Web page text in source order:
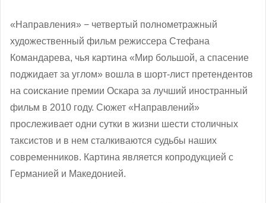
«Направления» − четвертый полнометражный
художественный фильм режиссера Стефана
Командарева, чья картина «Мир большой, а спасение
поджидает за углом» вошла в шорт-лист претендентов
на соискание премии Оскара за лучший иностранный
фильм в 2010 году. Сюжет «Направлений»
прослеживает одни сутки в жизни шести столичных
таксистов и в нем сталкиваются судьбы наших
современников. Картина является копродукцией с
Германией и Македонией.